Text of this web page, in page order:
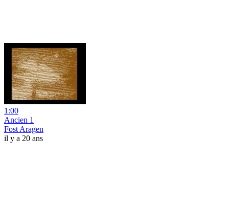
1:00
Ancien 1
Fost Aragen
il y a 20 ans